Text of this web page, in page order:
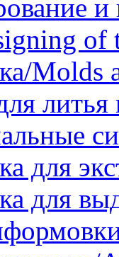
и
of
Molds
литья
для
для